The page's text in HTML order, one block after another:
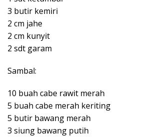
3 butir kemiri
2 cm jahe
2 cm kunyit
2 sdt garam
Sambal:
10 buah cabe rawit merah
5 buah cabe merah keriting
5 butir bawang merah
3 siung bawang putih